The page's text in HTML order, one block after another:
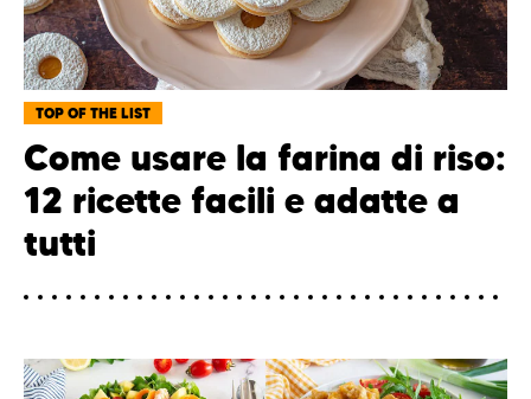
TOP OF THE LIST
Come usare la farina di riso:
12 ricette facili e adatte a
tutti